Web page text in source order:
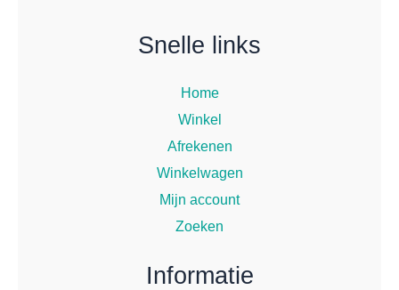
Snelle links
Home
Winkel
Afrekenen
Winkelwagen
Mijn account
Zoeken
Informatie